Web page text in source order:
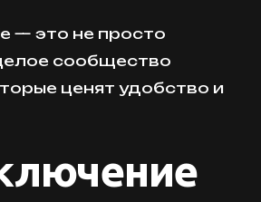
— это не просто
сообщество
ценят удобство и